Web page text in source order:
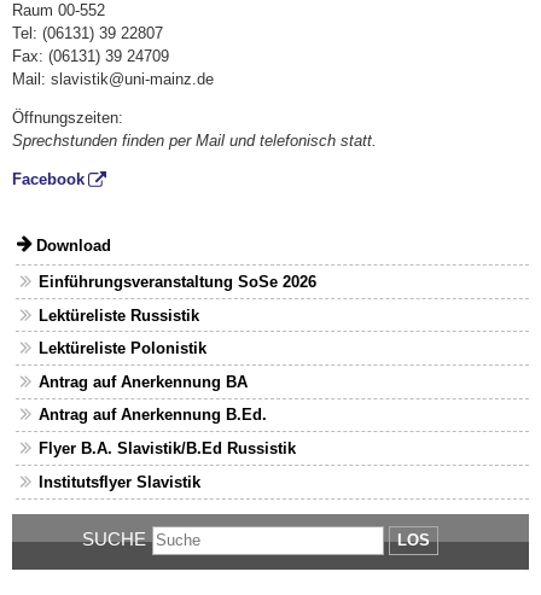
Raum 00-552
Tel: (06131) 39 22807
Fax: (06131) 39 24709
Mail: slavistik@uni-mainz.de
Öffnungszeiten:
Sprechstunden finden per Mail und telefonisch statt.
Facebook
Download
Einführungsveranstaltung SoSe 2026
Lektüreliste Russistik
Lektüreliste Polonistik
Antrag auf Anerkennung BA
Antrag auf Anerkennung B.Ed.
Flyer B.A. Slavistik/B.Ed Russistik
Institutsflyer Slavistik
SUCHE LOS